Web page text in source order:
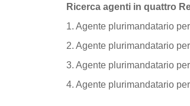
Ricerca agenti in quattro
1. Agente plurimandatario
2. Agente plurimandatario
3. Agente plurimandatario
4. Agente plurimandatario